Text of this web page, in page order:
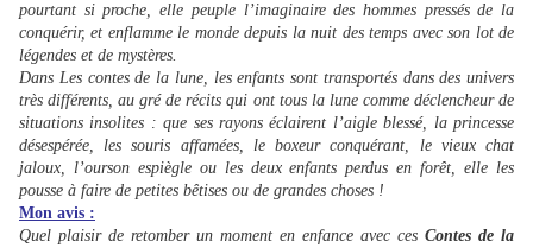
pourtant si proche, elle peuple l’imaginaire des hommes pressés de la
conquérir, et enflamme le monde depuis la nuit des temps avec son lot de
légendes et de mystères.
Dans Les contes de la lune, les enfants sont transportés dans des univers
très différents, au gré de récits qui ont tous la lune comme déclencheur de
situations insolites : que ses rayons éclairent l’aigle blessé, la princesse
désespérée, les souris affamées, le boxeur conquérant, le vieux chat
jaloux, l’ourson espiègle ou les deux enfants perdus en forêt, elle les
pousse à faire de petites bêtises ou de grandes choses !
Mon avis :
Quel plaisir de retomber un moment en enfance avec ces Contes de la